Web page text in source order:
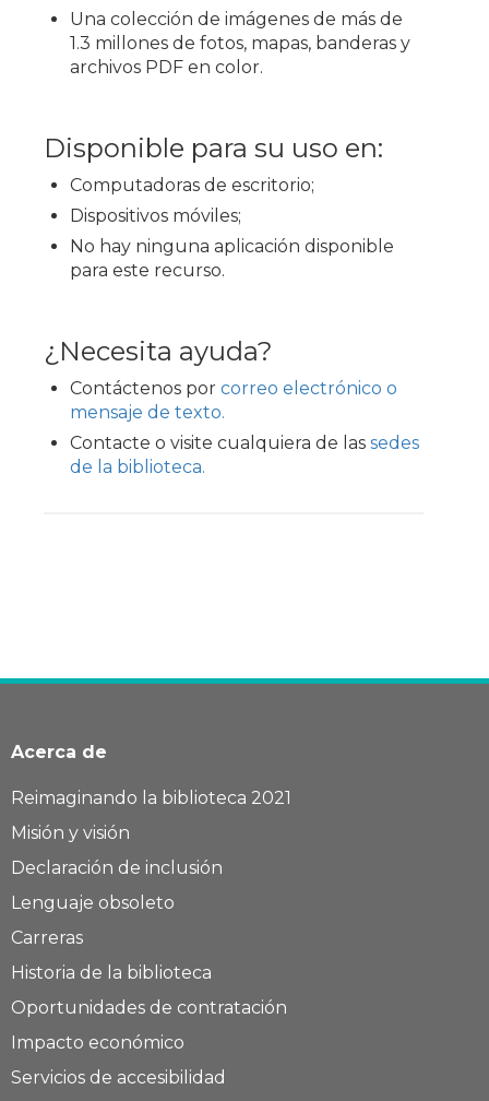
Una colección de imágenes de más de
1.3 millones de fotos, mapas, banderas y
archivos PDF en color.
Disponible para su uso en:
Computadoras de escritorio;
Dispositivos móviles;
No hay ninguna aplicación disponible
para este recurso.
¿Necesita ayuda?
Contáctenos por correo electrónico o
mensaje de texto.
Contacte o visite cualquiera de las sedes
de la biblioteca.
Acerca de
Reimaginando la biblioteca 2021
Misión y visión
Declaración de inclusión
Lenguaje obsoleto
Carreras
Historia de la biblioteca
Oportunidades de contratación
Impacto económico
Servicios de accesibilidad